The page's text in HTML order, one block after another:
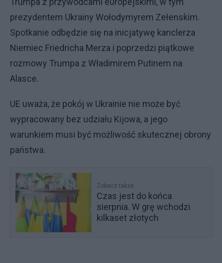
prezydentem Ukrainy Wołodymyrem Zełenskim.
Spotkanie odbędzie się na inicjatywę kanclerza
Niemiec Friedricha Merza i poprzedzi piątkowe
rozmowy Trumpa z Władimirem Putinem na
Alasce.
UE uważa, że pokój w Ukrainie nie może być
wypracowany bez udziału Kijowa, a jego
warunkiem musi być możliwość skutecznej obrony
państwa.
Zobacz także
Czas jest do końca
sierpnia. W grę wchodzi
kilkaset złotych